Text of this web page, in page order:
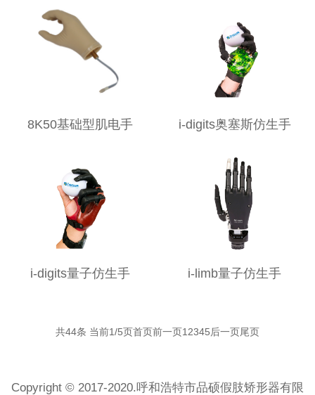
8K50基础型肌电手 i-digits奥塞斯仿生手
i-digits量子仿生手 i-limb量子仿生手
共44条 当前1/5页首页前一页1 2345后一页尾页
Copyright © 2017-2020.呼和浩特市品硕假肢矫形器有限